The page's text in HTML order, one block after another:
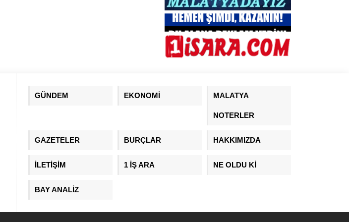
GÜNDEM EKONOMİ MALATYA
NOTERLER
GAZETELER BURÇLAR HAKKIMIZDA
İLETİŞİM 1 İŞ ARA NE OLDU Kİ
BAY ANALİZ